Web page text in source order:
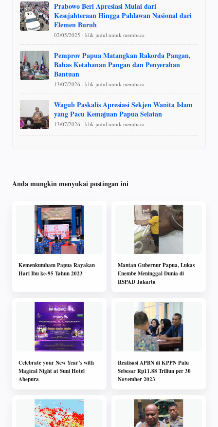
Prabowo Beri Apresiasi Mulai dari
Kesejahteraan Hingga Pahlawan Nasional dari
Elemen Buruh
02/05/2025 - klik judul untuk membaca
Pemprov Papua Matangkan Rakorda Pangan,
Bahas Ketahanan Pangan dan Penyerahan
Bantuan
13/07/2026 - klik judul untuk membaca
Wagub Paskalis Apresiasi Sekjen Wanita Islam
yang Pacu Kemajuan Papua Selatan
13/07/2026 - klik judul untuk membaca
Anda mungkin menyukai postingan ini
Kemenkumham Papua Rayakan
Hari Ibu ke-95 Tahun 2023
Mantan Gubernur Papua, Lukas
Enembe Meninggal Dunia di
RSPAD Jakarta
Celebrate your New Year’s with
Magical Night at Suni Hotel
Abepura
Realisasi APBN di KPPN Palu
Sebesar Rp11.88 Triliun per 30
November 2023